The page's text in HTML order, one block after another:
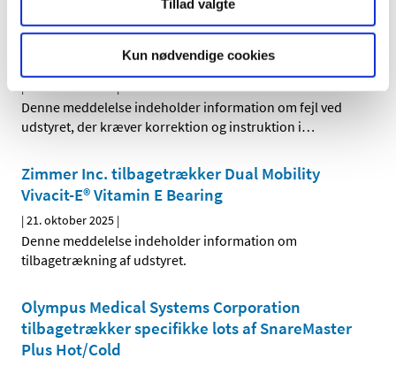
Tillad valgte
Kun nødvendige cookies
BD Switzerland Sárl meddeler fejl ved BD
Alaris™ sprøjtepumper, der kræver korrektion
og instruktion i anvendelse
Denne meddelelse indeholder information om fejl ved
udstyret, der kræver korrektion og instruktion i…
Zimmer Inc. tilbagetrækker Dual Mobility
Vivacit-E® Vitamin E Bearing
|21. oktober 2025 |
Denne meddelelse indeholder information om
tilbagetrækning af udstyret.
Olympus Medical Systems Corporation
tilbagetrækker specifikke lots af SnareMaster
Plus Hot/Cold